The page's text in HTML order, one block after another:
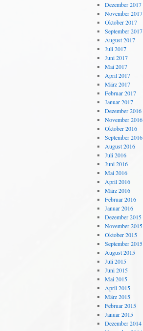
Dezember 2017
November 2017
Oktober 2017
September 2017
August 2017
Juli 2017
Juni 2017
Mai 2017
April 2017
März 2017
Februar 2017
Januar 2017
Dezember 2016
November 2016
Oktober 2016
September 2016
August 2016
Juli 2016
Juni 2016
Mai 2016
April 2016
März 2016
Februar 2016
Januar 2016
Dezember 2015
November 2015
Oktober 2015
September 2015
August 2015
Juli 2015
Juni 2015
Mai 2015
April 2015
März 2015
Februar 2015
Januar 2015
Dezember 2014